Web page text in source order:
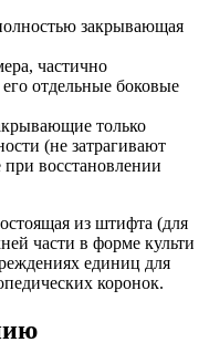
закрывающая
частично
отдельные боковые
только
(не затрагивают
восстановлении
из штифта (для
части в форме культи
единиц для
коронок.